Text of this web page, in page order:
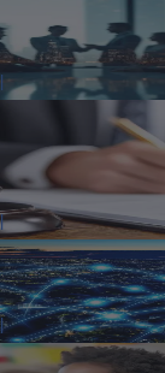
em Direito